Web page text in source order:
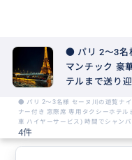
● パリ 2〜3名
マンチック 豪華ディ
テルまで送り
● パリ 2〜3名様 セーヌ川の遊覧ナ
ナー付き 窓際席 専用タクシーホテ
車 ハイヤーサービス) 時間でシャン
4件